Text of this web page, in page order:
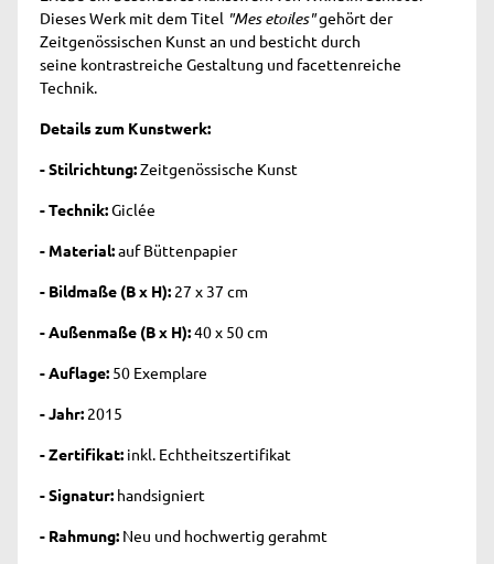
Dieses Werk mit dem Titel "Mes etoiles"gehört der
Zeitgenössischen Kunst an und besticht durch
seine kontrastreiche Gestaltung und facettenreiche
Technik.
Details zum Kunstwerk:
- Stilrichtung:Zeitgenössische Kunst
- Technik:Giclée
- Material:auf Büttenpapier
- Bildmaße (B x H): 27 x 37 cm
- Außenmaße (B x H):40 x 50 cm
- Auflage: 50 Exemplare
- Jahr: 2015
- Zertifikat: inkl. Echtheitszertifikat
- Signatur: handsigniert
- Rahmung: Neu und hochwertig gerahmt